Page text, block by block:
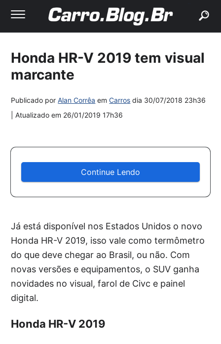
Honda HR-V 2019 tem visual
marcante
Publicado porAlan Corrêa emCarros dia 30/07/2018 23h36
| Atualizado em 26/01/2019 17h36
Continue Lendo
Já está disponível nos Estados Unidos o novo
Honda HR-V 2019, isso vale como termômetro
do que deve chegar ao Brasil, ou não. Com
novas versões e equipamentos, o SUV ganha
novidades no visual, farol de Civc e painel
digital.
Honda HR-V 2019